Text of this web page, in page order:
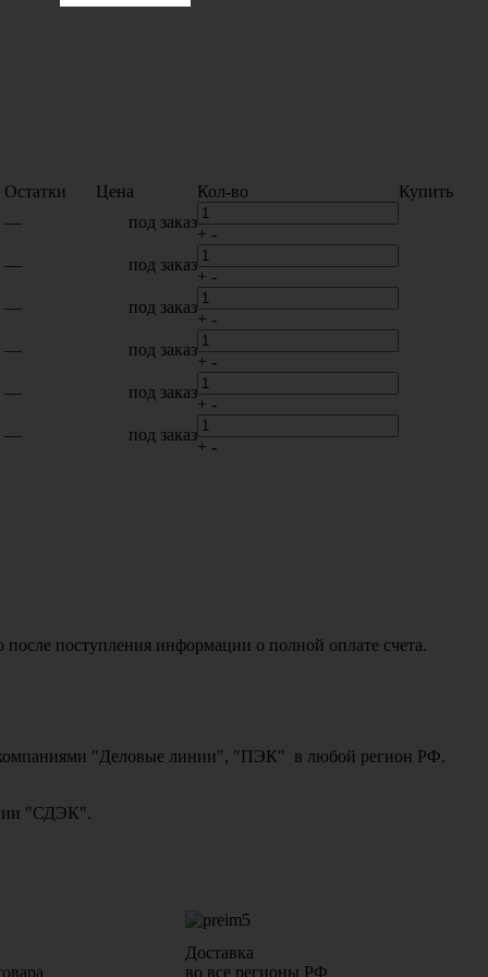
Остатки Цена Кол-во
Купить
— под заказ
+ -
— под заказ
+ -
— под заказ
+ -
— под заказ
+ -
— под заказ
+ -
— под заказ
+ -
поступления информации о полной оплате счета.
компаниями "Деловые линии", "ПЭК" в любой регион РФ.
"СДЭК".
Доставка
во все регионы РФ